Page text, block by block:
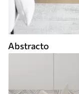
Abstracto